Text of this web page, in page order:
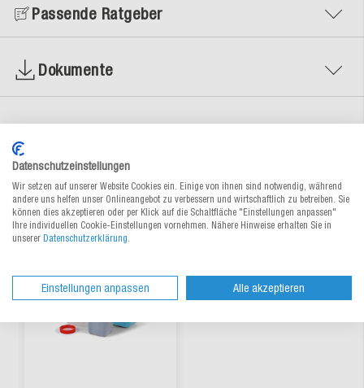
Passende Ratgeber
Dokumente
Alternative Produkte
Datenschutzeinstellungen
Wir setzen auf unserer Website Cookies ein. Einige von ihnen sind notwendig, während
andere uns helfen unser Onlineangebot zu verbessern und wirtschaftlich zu betreiben. Sie
können dies akzeptieren oder per Klick auf die Schaltfläche "Einstellungen anpassen"
Ihre individuellen Cookie-Einstellungen vornehmen. Nähere Hinweise erhalten Sie in
unserer Datenschutzerklärung
Einstellungen anpassen Alle akzeptieren